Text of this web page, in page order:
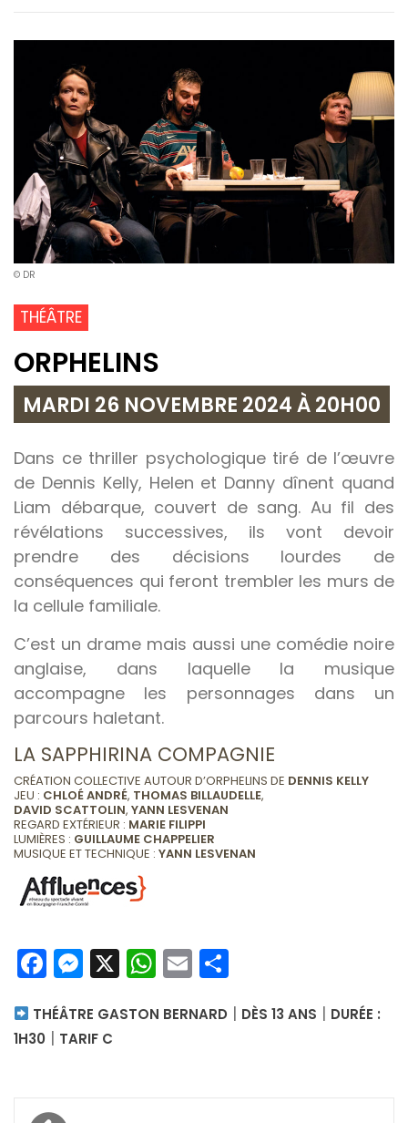
© DR
THÉÂTRE
ORPHELINS
MARDI 26 NOVEMBRE 2024 À 20H00
Dans ce thriller psychologique tiré de l’œuvre
de Dennis Kelly, Helen et Danny dînent quand
Liam débarque, couvert de sang. Au fil des
révélations successives, ils vont devoir
prendre des décisions lourdes de
conséquences qui feront trembler les murs de
la cellule familiale.
C’est un drame mais aussi une comédie noire
anglaise, dans laquelle la musique
accompagne les personnages dans un
parcours haletant.
LA SAPPHIRINA COMPAGNIE
CRÉATION COLLECTIVE AUTOUR D’ORPHELINS DE DENNIS KELLY
JEU : CHLOÉ ANDRÉ, THOMAS BILLAUDELLE,
DAVID SCATTOLIN, YANN LESVENAN
REGARD EXTÉRIEUR : MARIE FILIPPI
LUMIÈRES : GUILLAUME CHAPPELIER
MUSIQUE ET TECHNIQUE : YANN LESVENAN
Facebook
Messenger
X WhatsApp
Email
THÉÂTRE GASTON BERNARD | DÈS 13 ANS | DURÉE :
1H30 | TARIF C